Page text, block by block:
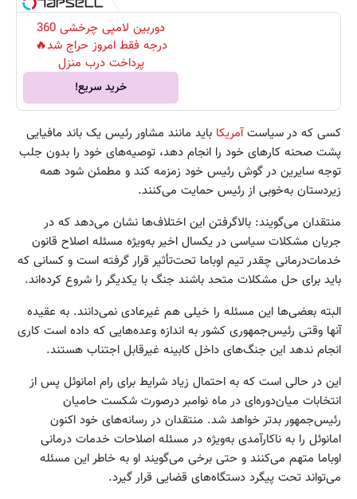
دوربین لامپی چرخشی 360
درجه فقط امروز حراج شد🔥
پرداخت درب منزل
خرید سریع!
کسی که در سیاستآمریکا باید مانند مشاور رئیس یک باند مافیایی
پشت صحنه کارهای خود را انجام دهد، توصیه‌های خود را بدون جلب
توجه سایرین در گوش رئیس خود زمزمه کند و مطمئن شود همه
زیردستان به‌خوبی از رئیس حمایت می‌کنند.
منتقدان می‌گویند: بالاگرفتن این اختلاف‌ها نشان می‌دهد که در
جریان مشکلات سیاسی در یکسال اخیر به‌ویژه مسئله اصلاح قانون
خدمات‌درمانی چقدر تیم اوباما تحت‌تأثیر قرار گرفته است و کسانی که
باید برای حل مشکلات متحد باشند جنگ با یکدیگر را شروع کرده‌اند.
البته بعضی‌ها این مسئله را خیلی هم غیرعادی نمی‌دانند. به عقیده
آنها وقتی رئیس‌جمهوری کشور به اندازه وعده‌هایی که داده است کاری
انجام ندهد این جنگ‌های داخل کابینه غیرقابل اجتناب هستند.
این در حالی است که به احتمال زیاد شرایط برای رام امانوئل پس از
انتخابات میان‌دوره‌ای در ماه نوامبر درصورت شکست حامیان
رئیس‌جمهور بدتر خواهد شد. منتقدان در رسانه‌های خود اکنون
امانوئل را به ناکارآمدی به‌ویژه در مسئله اصلاحات خدمات درمانی
اوباما متهم می‌کنند و حتی برخی می‌گویند او به خاطر این مسئله
می‌تواند تحت پیگرد دستگاه‌های قضایی قرار گیرد.